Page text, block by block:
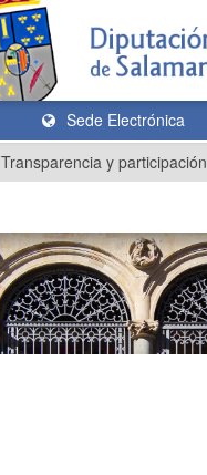
Sede Electrónica
Transparencia y participación